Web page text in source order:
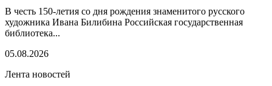
В честь 150-летия со дня рождения знаменитого русского
художника Ивана Билибина Российская государственная
библиотека...
05.08.2026
Лента новостей